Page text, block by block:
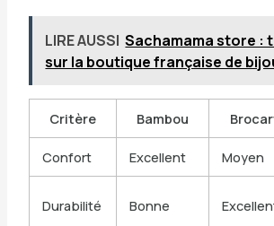
LIRE AUSSI Sachamama store :
sur la boutique française de
Critère Bambou
Confort Excellent Moyen
Durabilité Bonne